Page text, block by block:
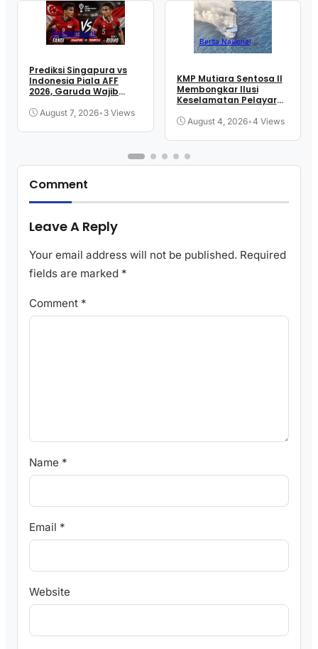
Bolatainment
Prediksi Singapura vs
Indonesia Piala AFF
2026, Garuda Wajib
August 7, 2026• 3 Views
Berita Nasional
KMP Mutiara Sentosa II
Membongkar Ilusi
Keselamatan Pelayaran
August 4, 2026•4 Views
Comment
Leave A Reply
Your email address will not be published. Required
fields are marked *
Comment *
Name *
Email *
Website